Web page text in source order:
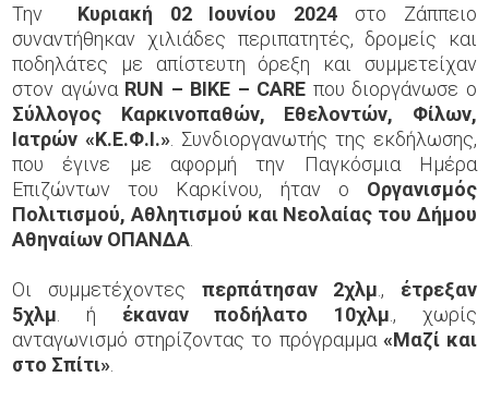
Την Κυριακή 02 Ιουνίου 2024 στο Ζάππειο
συναντήθηκαν χιλιάδες περιπατητές, δρομείς και
ποδηλάτες με απίστευτη όρεξη και συμμετείχαν
στον αγώνα RUN – BIKE – CARE που διοργάνωσε ο
Σύλλογος Καρκινοπαθών, Εθελοντών, Φίλων,
Ιατρών «Κ.Ε.Φ.Ι.» . Συνδιοργανωτής της εκδήλωσης,
που έγινε με αφορμή την Παγκόσμια Ημέρα
Επιζώντων του Καρκίνου, ήταν ο Οργανισμός
Πολιτισμού, Αθλητισμού και Νεολαίας του Δήμου
Αθηναίων ΟΠΑΝΔΑ
Οι συμμετέχοντες περπάτησαν 2χλμ ., έτρεξαν
5χλμ . ή έκαναν ποδήλατο 10χλμ ., χωρίς
ανταγωνισμό στηρίζοντας το πρόγραμμα «Μαζί και
στο Σπίτι»